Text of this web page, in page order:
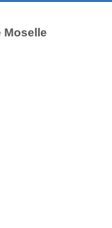
Moselle